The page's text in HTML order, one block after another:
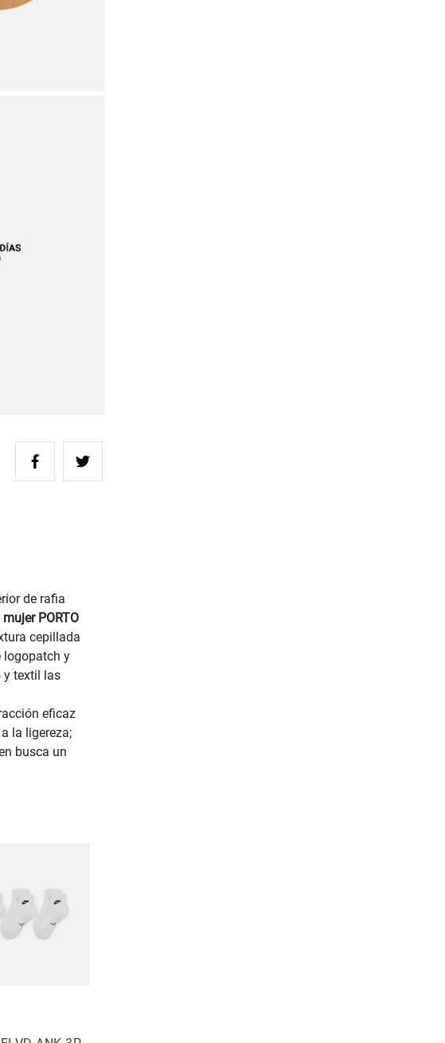
de rafia
PORTO
cepillada
logopatch y
y textil las
eficaz
la ligereza;
busca un